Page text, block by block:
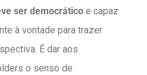
ser democrático e capaz
à vontade para trazer
É dar aos
o senso de